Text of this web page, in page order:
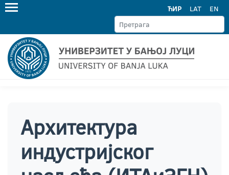
ЋИР LAT EN
Aрхитектура
индустријског